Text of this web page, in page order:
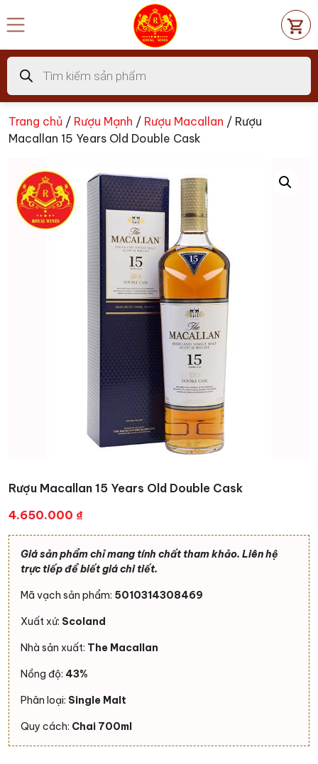
đến
dung
Tìm
kiếm
sản
phẩm
Trang chủ / Rượu Mạnh / Rượu Macallan / Rượu
Macallan 15 Years Old Double Cask
Rượu Macallan 15 Years Old Double Cask
4.650.000 ₫
Giá sản phẩm chỉ mang tính chất tham khảo. Liên hệ
trực tiếp để biết giá chi tiết.
Mã vạch sản phẩm: 5010314308469
Xuất xứ: Scoland
Nhà sản xuất: The Macallan
Nồng độ: 43%
Phân loại: Single Malt
Quy cách: Chai 700ml